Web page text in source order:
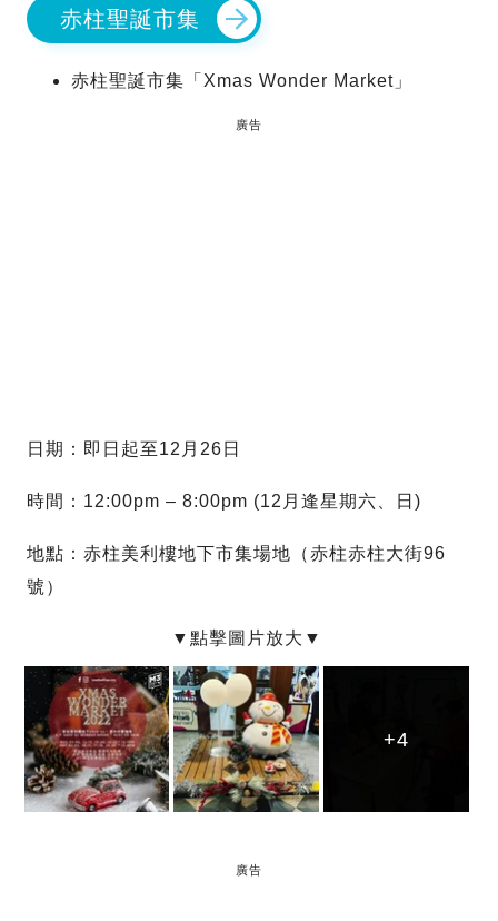
赤柱聖誕市集
赤柱聖誕市集「Xmas Wonder Market」
廣告
日期：即日起至12月26日
時間：12:00pm – 8:00pm (12月逢星期六、日)
地點：赤柱美利樓地下市集場地（赤柱赤柱大街96
號）
+4
+4
+4
廣告